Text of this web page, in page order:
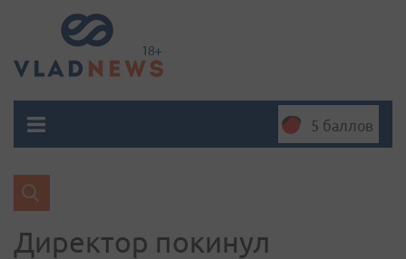
5 баллов
Директор покинул